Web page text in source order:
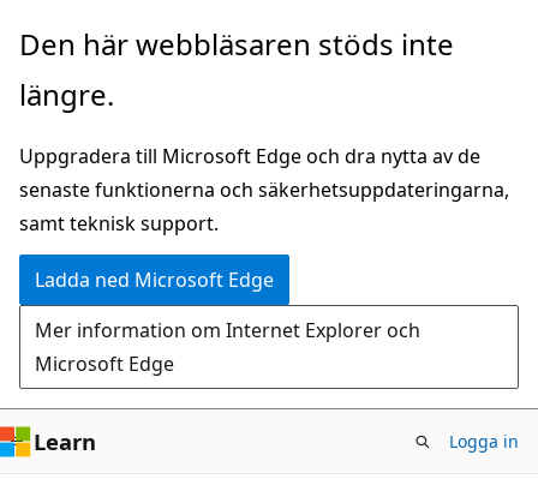
Hoppa
huvudinnehåll
Den här webbläsaren stöds inte
längre.
Uppgradera till Microsoft Edge och dra nytta av de
senaste funktionerna och säkerhetsuppdateringarna,
samt teknisk support.
Ladda ned Microsoft Edge
Mer information om Internet Explorer och
Microsoft Edge
Learn Logga in